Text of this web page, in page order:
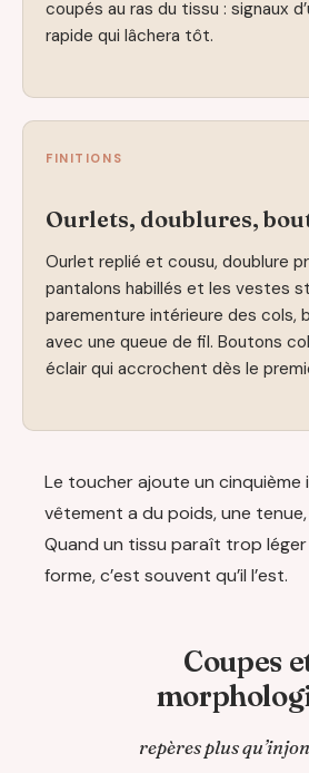
coupés au ras du tissu : signaux
rapide qui lâchera tôt.
FINITIONS
Ourlets, doublures,
Ourlet replié et cousu, doublure
pantalons habillés et les vestes
parementure intérieure des cols,
avec une queue de fil. Boutons
éclair qui accrochent dès le
Le toucher ajoute un cinquième
vêtement a du poids, une
Quand un tissu paraît trop léger
forme, c’est souvent qu’il l’est.
Coupes
repères plus